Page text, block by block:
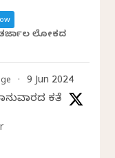
ಲೋಕದ
· 9 Jun 2024
ಕತೆ